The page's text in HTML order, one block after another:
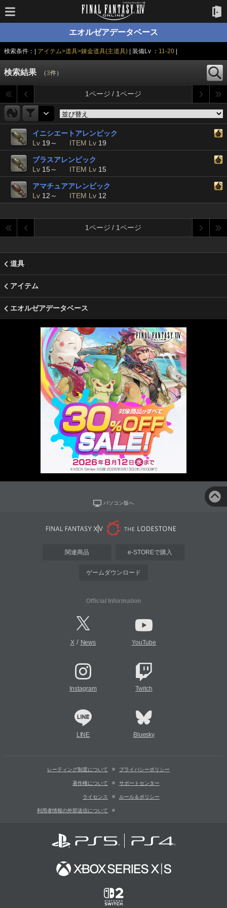
エオルゼアデータベース
検索条件：| アイテム>道具>錬金道具(主道具) | 装備Lv ： 11-20
検索結果 （3件）
1ページ / 1ページ
イニシエートアレンビック
Lv 19～ ITEM Lv 19
ブラスアレンビック
Lv 15～ ITEM Lv 15
アマチュアアレンビック
Lv 12～ ITEM Lv 12
1ページ / 1ページ
道具
アイテム
エオルゼアデータベース
パソコン版へ
関連商品 e-STOREで購入
ゲームダウンロード
Official Information
X/ News YouTube
Instagram Twitch
LINE Bluesky
レーティング制度について プライバシーポリシー
著作権について サポートセンター
ライセンス ルール＆ポリシー
利用者情報の外部送信について